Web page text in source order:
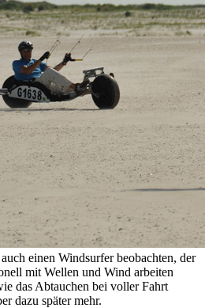
einen Windsurfer beobachten, der
mit Wellen und Wind arbeiten
das Abtauchen bei voller Fahrt
dazu später mehr.